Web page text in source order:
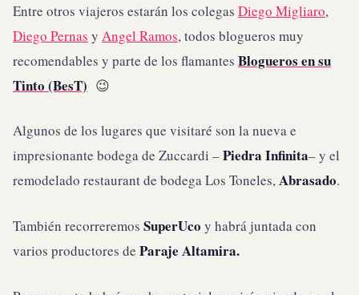
Entre otros viajeros estarán los colegas Diego Migliaro,
Diego Pernas y Angel Ramos, todos blogueros muy
recomendables y parte de los flamantes Blogueros en su
Tinto (BesT) 😉
Algunos de los lugares que visitaré son la nueva e
impresionante bodega de Zuccardi –Piedra Infinita– y el
remodelado restaurant de bodega Los Toneles,Abrasado.
También recorreremos SuperUco y habrá juntada con
varios productores de Paraje Altamira.